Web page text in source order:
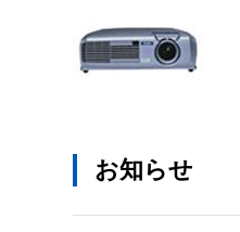
お知らせ